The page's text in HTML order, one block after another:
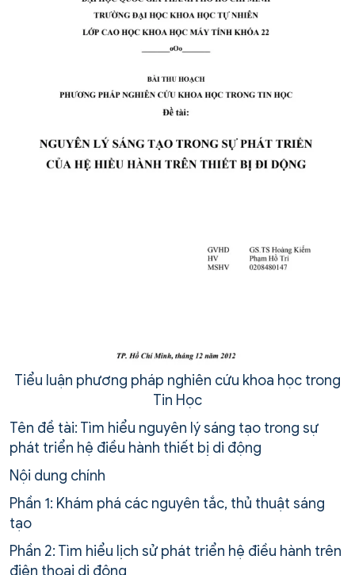
Tiểu luận phương pháp nghiên cứu khoa học trong
Tin Học
Tên đề tài: Tìm hiểu nguyên lý sáng tạo trong sự
phát triển hệ điều hành thiết bị di động
Nội dung chính
Phần 1: Khám phá các nguyên tắc, thủ thuật sáng
tạo
Phần 2: Tìm hiểu lịch sử phát triển hệ điều hành trên
điện thoại di động